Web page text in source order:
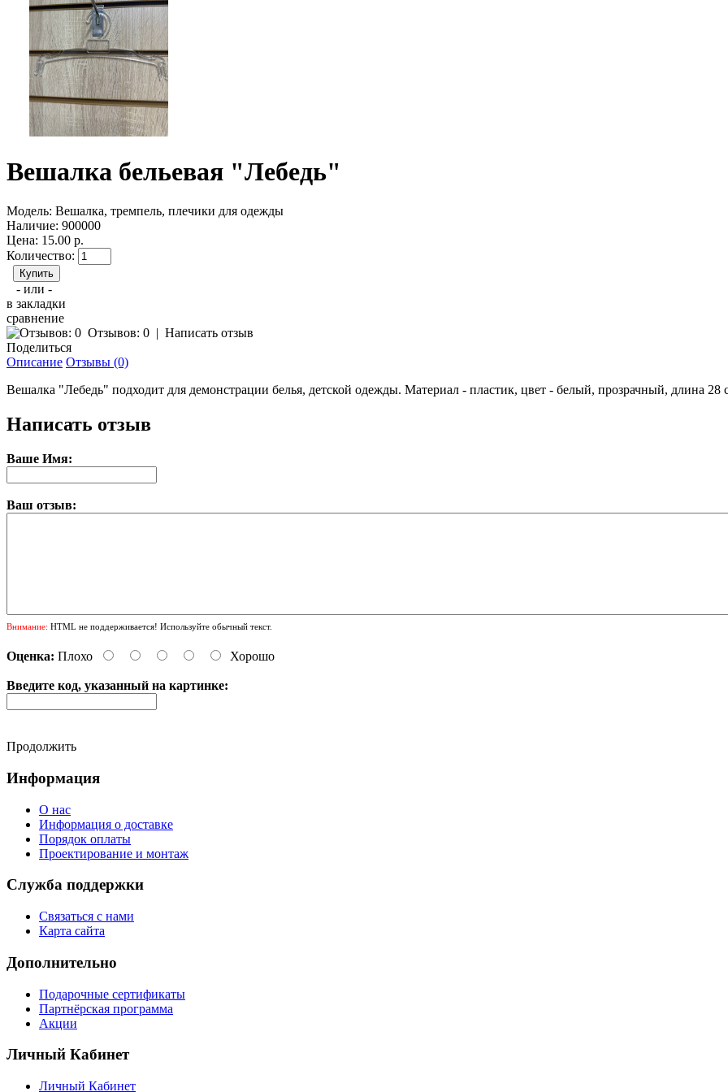
Вешалка бельевая "Лебедь"
Модель: Вешалка, тремпель, плечики для одежды
Наличие: 900000
Цена: 15.00 р.
Количество:
- или -
в закладки
сравнение
Отзывов: 0 | Написать отзыв
Поделиться
Описание Отзывы (0)
Вешалка "Лебедь" подходит для демонстрации белья, детской одежды. Материал - пластик, цвет - белый, прозрачный, длина 28
Написать отзыв
Ваше Имя:
Ваш отзыв:
Внимание: HTML не поддерживается! Используйте обычный текст.
Оценка: Плохо Хорошо
Введите код, указанный на картинке:
Продолжить
Информация
О нас
Информация о доставке
Порядок оплаты
Проектирование и монтаж
Служба поддержки
Связаться с нами
Карта сайта
Дополнительно
Подарочные сертификаты
Партнёрская программа
Акции
Личный Кабинет
Личный Кабинет